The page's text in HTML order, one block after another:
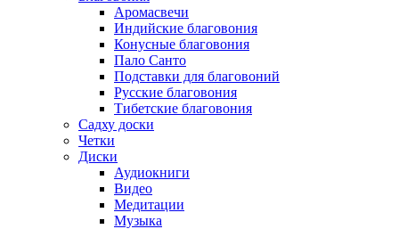
Аромасвечи
Индийские благовония
Конусные благовония
Пало Санто
Подставки для благовоний
Русские благовония
Тибетские благовония
Садху доски
Четки
Диски
Аудиокниги
Видео
Медитации
Музыка